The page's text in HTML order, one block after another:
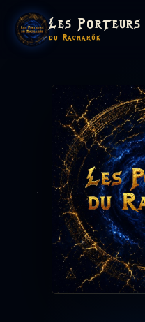
Les Porteurs
du Ragnarök